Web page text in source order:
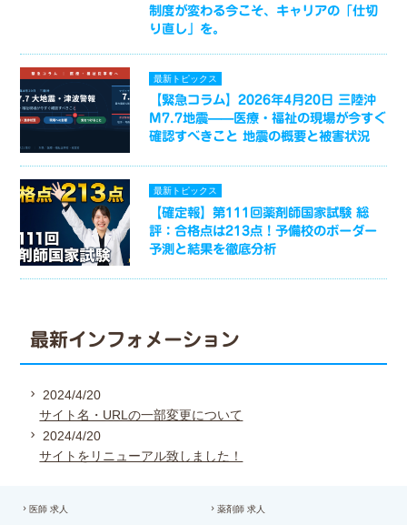
制度が変わる今こそ、キャリアの「仕切
り直し」を。
最新トピックス
【緊急コラム】2026年4月20日 三陸沖
M7.7地震——医療・福祉の現場が今すぐ
確認すべきこと 地震の概要と被害状況
最新トピックス
【確定報】第111回薬剤師国家試験 総
評：合格点は213点！予備校のボーダー
予測と結果を徹底分析
最新インフォメーション
2024/4/20
サイト名・URLの一部変更について
2024/4/20
サイトをリニューアル致しました！
医師 求人 薬剤師 求人